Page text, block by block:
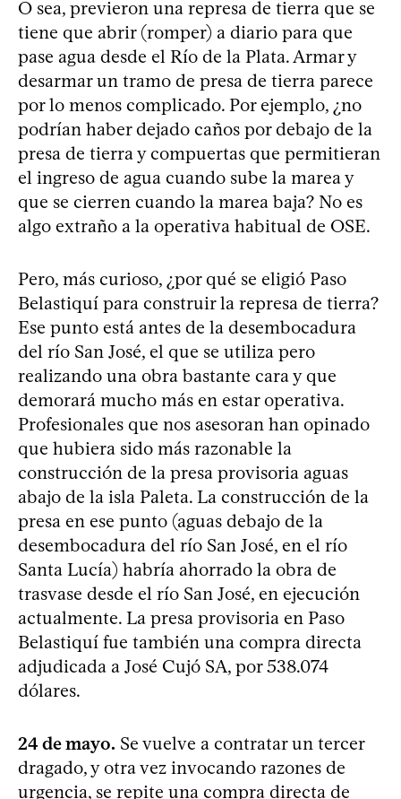
O sea, previeron una represa de tierra que se
tiene que abrir (romper) a diario para que
pase agua desde el Río de la Plata. Armar y
desarmar un tramo de presa de tierra parece
por lo menos complicado. Por ejemplo, ¿no
podrían haber dejado caños por debajo de la
presa de tierra y compuertas que permitieran
el ingreso de agua cuando sube la marea y
que se cierren cuando la marea baja? No es
algo extraño a la operativa habitual de OSE.
Pero, más curioso, ¿por qué se eligió Paso
Belastiquí para construir la represa de tierra?
Ese punto está antes de la desembocadura
del río San José, el que se utiliza pero
realizando una obra bastante cara y que
demorará mucho más en estar operativa.
Profesionales que nos asesoran han opinado
que hubiera sido más razonable la
construcción de la presa provisoria aguas
abajo de la isla Paleta. La construcción de la
presa en ese punto (aguas debajo de la
desembocadura del río San José, en el río
Santa Lucía) habría ahorrado la obra de
trasvase desde el río San José, en ejecución
actualmente. La presa provisoria en Paso
Belastiquí fue también una compra directa
adjudicada a José Cujó SA, por 538.074
dólares.
24 de mayo. Se vuelve a contratar un tercer
dragado, y otra vez invocando razones de
urgencia, se repite una compra directa de